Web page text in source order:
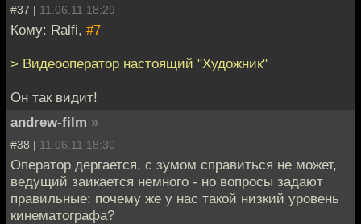
#37 | 11.06.11 18:29
Кому: Ralfi, #7
> Видеооператор настоящий "Художник"
Он так видит!
andrew-film »
#38 | 11.06.11 18:30
Оператор дергается, с зумом справиться не может,
ведущий заикается немного - но вопросы задают
правильные: почему же у нас такой низкий уровень
кинематографа?